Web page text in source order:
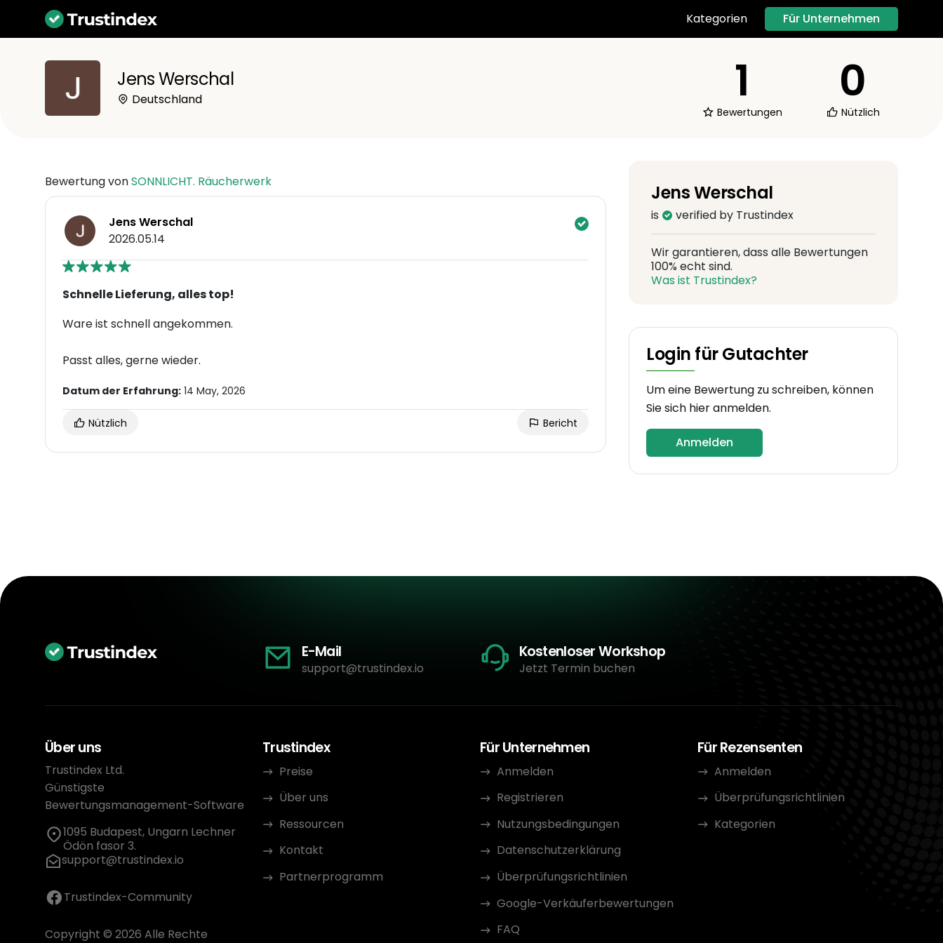
Kategorien Für Unternehmen
Jens Werschal
Deutschland 1
Bewertungen
0
Nützlich
Bewertung vonSONNLICHT. Räucherwerk
Jens Werschal
2026.05.14
Schnelle Lieferung, alles top!
Ware ist schnell angekommen.
Passt alles, gerne wieder.
Datum der Erfahrung: 14 May, 2026
Nützlich Bericht
Jens Werschal
is verified by Trustindex
Wir garantieren, dass alle Bewertungen
100% echt sind.
Was ist Trustindex?
Login für Gutachter
Um eine Bewertung zu schreiben, können
Sie sich hier anmelden.
Anmelden
E-Mail
support@trustindex.io
Kostenloser Workshop
Jetzt Termin buchen
Über uns
Trustindex Ltd.
Günstigste
Bewertungsmanagement-Software
1095 Budapest, Ungarn Lechner
Ödön fasor 3.
support@trustindex.io
Trustindex-Community
Copyright © 2026 Alle Rechte
Trustindex
Preise
Über uns
Ressourcen
Kontakt
Partnerprogramm
Für Unternehmen
Anmelden
Registrieren
Nutzungsbedingungen
Datenschutzerklärung
Überprüfungsrichtlinien
Google-Verkäuferbewertungen
FAQ
Für Rezensenten
Anmelden
Überprüfungsrichtlinien
Kategorien